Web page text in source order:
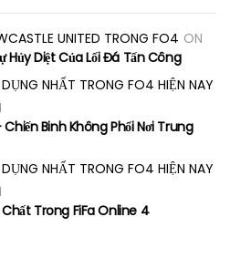
UNITED TRONG FO4 ON
Diệt Của Lối Đá Tấn Công
NHẤT TRONG FO4 HIỆN NAY
Binh Không Phổi Nơi Trung
NHẤT TRONG FO4 HIỆN NAY
Trong FiFa Online 4